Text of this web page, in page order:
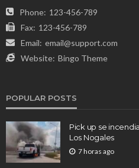
Phone: 123-456-789
Fax: 123-456-789
Email: email@support.com
Website: Bingo Theme
POPULAR POSTS
Pick up se
Los Nogales
7 horas ago